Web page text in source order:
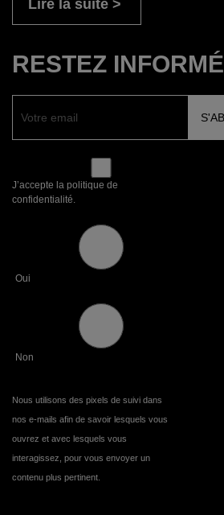
Lire la suite
RESTEZ INFORMÉ
J’accepte la politique de
confidentialité.
Oui
Non
Nous utilisons des pixels de suivi dans
nos e-mails afin de savoir lesquels vous
ouvrez et avec lesquels vous
interagissez, pour vous envoyer un
contenu plus pertinent.